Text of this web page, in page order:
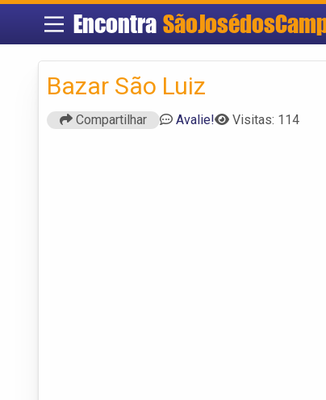
Encontra
Bazar São Luiz
Compartilhar Avalie! Visitas: 114